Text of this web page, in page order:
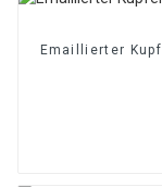
Emaillierter